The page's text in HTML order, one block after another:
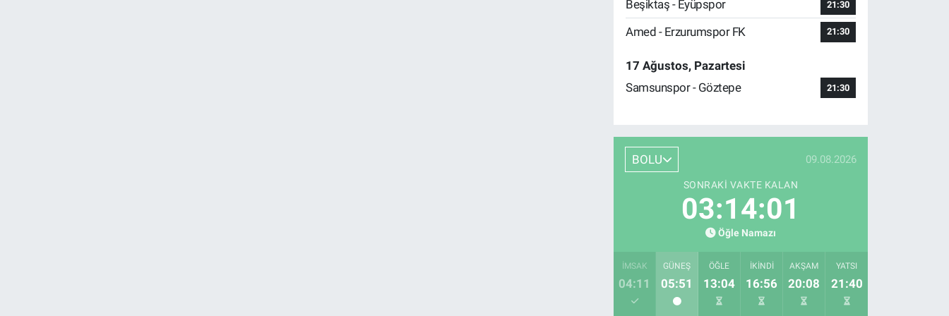
Beşiktaş - Eyüpspor 21:30
Amed - Erzurumspor FK 21:30
17 Ağustos, Pazartesi
Samsunspor - Göztepe
21:30
BOLU 09.08.2026
SONRAKI VAKTE KALAN
03:14:00
Öğle Namazı
İMSAK
04:11
GÜNEŞ
05:51
ÖĞLE
13:04
İKINDI
16:56
AKŞAM
20:08
YATSI
21:40